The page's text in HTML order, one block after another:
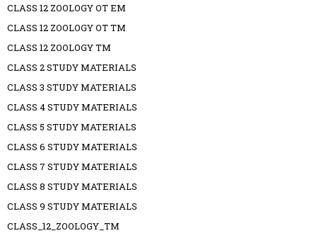
CLASS 12 ZOOLOGY OT EM
CLASS 12 ZOOLOGY OT TM
CLASS 12 ZOOLOGY TM
CLASS 2 STUDY MATERIALS
CLASS 3 STUDY MATERIALS
CLASS 4 STUDY MATERIALS
CLASS 5 STUDY MATERIALS
CLASS 6 STUDY MATERIALS
CLASS 7 STUDY MATERIALS
CLASS 8 STUDY MATERIALS
CLASS 9 STUDY MATERIALS
CLASS_12_ZOOLOGY_TM